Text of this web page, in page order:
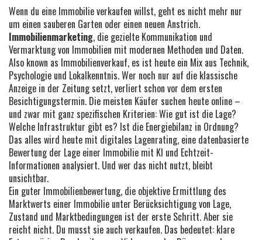
Wenn du eine Immobilie verkaufen willst, geht es nicht mehr nur
um einen sauberen Garten oder einen neuen Anstrich.
Immobilienmarketing, die gezielte Kommunikation und
Vermarktung von Immobilien mit modernen Methoden und Daten.
Also known as Immobilienverkauf, es ist heute ein Mix aus Technik,
Psychologie und Lokalkenntnis.Wer noch nur auf die klassische
Anzeige in der Zeitung setzt, verliert schon vor dem ersten
Besichtigungstermin. Die meisten Käufer suchen heute online –
und zwar mit ganz spezifischen Kriterien: Wie gut ist die Lage?
Welche Infrastruktur gibt es? Ist die Energiebilanz in Ordnung?
Das alles wird heute mit digitales Lagenrating, eine datenbasierte
Bewertung der Lage einer Immobilie mit KI und Echtzeit-
Informationen analysiert. Und wer das nicht nutzt, bleibt
unsichtbar.
Ein guter Immobilienbewertung, die objektive Ermittlung des
Marktwerts einer Immobilie unter Berücksichtigung von Lage,
Zustand und Marktbedingungen ist der erste Schritt. Aber sie
reicht nicht. Du musst sie auch verkaufen. Das bedeutet: klare